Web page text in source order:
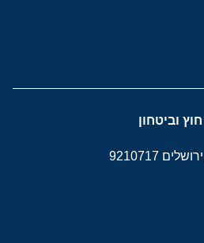
וביטחון